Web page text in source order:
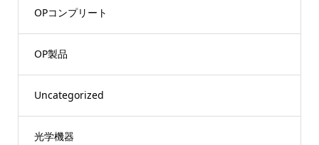
OPコンプリート
OP製品
Uncategorized
光学機器